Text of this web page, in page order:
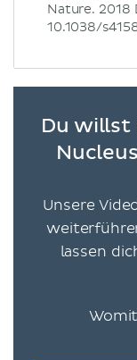
Nature. 2018
10.1038/
Du willst
Unsere
lassen